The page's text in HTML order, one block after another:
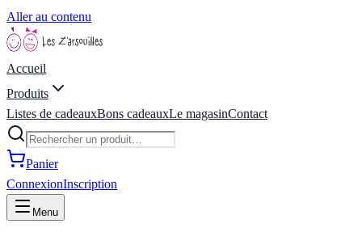
Aller au contenu
Accueil
Produits
Listes de cadeauxBons cadeauxLe magasinContact
Panier
ConnexionInscription
Menu